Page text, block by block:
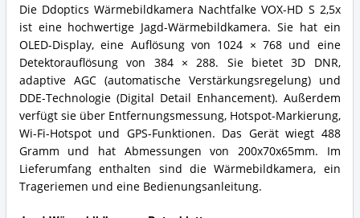
Die Ddoptics Wärmebildkamera Nachtfalke VOX-HD S 2,5x
ist eine hochwertige Jagd-Wärmebildkamera. Sie hat ein
OLED-Display, eine Auflösung von 1024 × 768 und eine
Detektorauflösung von 384 × 288. Sie bietet 3D DNR,
adaptive AGC (automatische Verstärkungsregelung) und
DDE-Technologie (Digital Detail Enhancement). Außerdem
verfügt sie über Entfernungsmessung, Hotspot-Markierung,
Wi-Fi-Hotspot und GPS-Funktionen. Das Gerät wiegt 488
Gramm und hat Abmessungen von 200x70x65mm. Im
Lieferumfang enthalten sind die Wärmebildkamera, ein
Trageriemen und eine Bedienungsanleitung.